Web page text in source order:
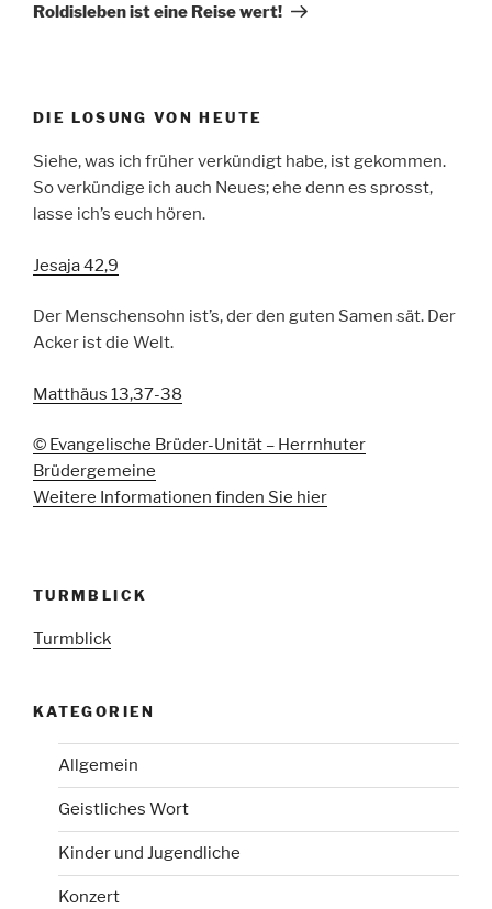
Beitrag
Roldisleben ist eine Reise wert!
DIE LOSUNG VON HEUTE
Siehe, was ich früher verkündigt habe, ist gekommen.
So verkündige ich auch Neues; ehe denn es sprosst,
lasse ich’s euch hören.
Jesaja 42,9
Der Menschensohn ist’s, der den guten Samen sät. Der
Acker ist die Welt.
Matthäus 13,37-38
© Evangelische Brüder-Unität – Herrnhuter
Brüdergemeine
Weitere Informationen finden Sie hier
TURMBLICK
Turmblick
KATEGORIEN
Allgemein
Geistliches Wort
Kinder und Jugendliche
Konzert